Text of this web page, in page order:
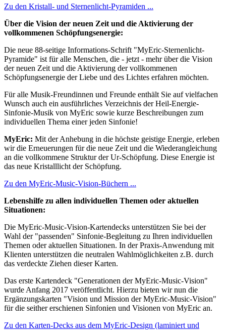
Zu den Kristall- und Sternenlicht-Pyramiden ...
Über die Vision der neuen Zeit und die Aktivierung der
vollkommenen Schöpfungsenergie:
Die neue 88-seitige Informations-Schrift "MyEric-Sternenlicht-
Pyramide" ist für alle Menschen, die - jetzt - mehr über die Vision
der neuen Zeit und die Aktivierung der vollkommenen
Schöpfungsenergie der Liebe und des Lichtes erfahren möchten.
Für alle Musik-Freundinnen und Freunde enthält Sie auf vielfachen
Wunsch auch ein ausführliches Verzeichnis der Heil-Energie-
Sinfonie-Musik von MyEric sowie kurze Beschreibungen zum
individuellen Thema einer jeden Sinfonie!
MyEric: Mit der Anhebung in die höchste geistige Energie, erleben
wir die Erneuerungen für die neue Zeit und die Wiederangleichung
an die vollkommene Struktur der Ur-Schöpfung. Diese Energie ist
das neue Kristalllicht der Schöpfung.
Zu den MyEric-Music-Vision-Büchern ...
Lebenshilfe zu allen individuellen Themen oder aktuellen
Situationen:
Die MyEric-Music-Vision-Kartendecks unterstützen Sie bei der
Wahl der "passenden" Sinfonie-Begleitung zu Ihren individuellen
Themen oder aktuellen Situationen. In der Praxis-Anwendung mit
Klienten unterstützen die neutralen Wahlmöglichkeiten z.B. durch
das verdeckte Ziehen dieser Karten.
Das erste Kartendeck "Generationen der MyEric-Music-Vision"
wurde Anfang 2017 veröffentlicht. Hierzu bieten wir nun die
Ergänzungskarten "Vision und Mission der MyEric-Music-Vision"
für die seither erschienen Sinfonien und Visionen von MyEric an.
Zu den Karten-Decks aus dem MyEric-Design (laminiert und